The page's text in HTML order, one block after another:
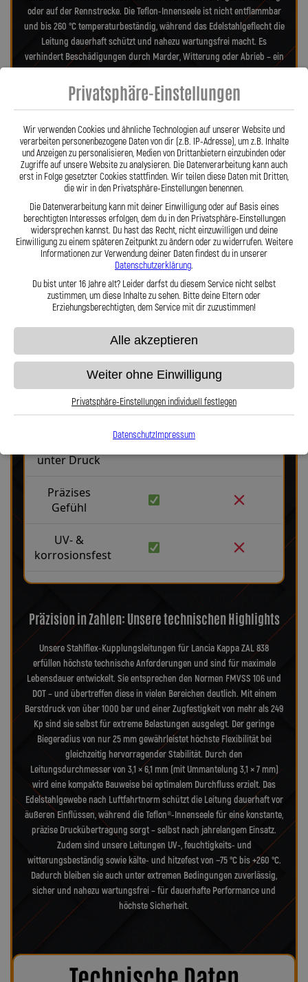
Stahlflex vs. Gummi
Stahlflex
Robust &
langlebig
unter Druck
Präzises
Gefühl
UV- &
korrosionsfest
oder auf der Rennstrecke. Die Teflon-Innenseele ist nicht entflammbar
und bis 260 °C temperaturbeständig, während das Edelstahlgeflecht die
Leitung dauerhaft schützt und nahezu wartungsfrei macht. Es
verhindert Beschädigungen durch Marder, Witterung oder Abrieb – ein
Kosten und sorgt langfristig für ein sicheres Fahrgefühl. Unsere
verdrehbaren, ausjustierbaren Anschlüsse ermöglichen eine drallfreie,
Stahlflex-Kit – jede Leitung wird millimetergenau und individuell
gefertigt. Mit den Stahlflex-Kupplungsleitungen der Lothar Spiegler
Kfz-Leitungen GmbH entscheiden Sie sich für echte deutsche Qualität,
höchste Sicherheit und ein Produkt, das in Präzision und Haltbarkeit
überzeugt.Hier zu unserem Video „Stahlflex vs. Gummi“
Präzision in Zahlen: Unsere technischen Highlights
Unsere Stahlflex-Kupplungsleitungen für Lancia Kappa ZAL 838
erfüllen höchste technische Anforderungen und sind für maximale
Lebensdauer entwickelt. Sie entsprechen den Normen FMVSS 106 und
DOT – und übertreffen diese in vielen Bereichen deutlich. Mit einem
Berstdruck von über 1000 bar und einer Zugfestigkeit von mehr als 249
Kp sind sie selbst für extreme Belastungen ausgelegt. Der geringe
Biegeradius von nur 25 mm gewährleistet höchste Flexibilität bei
gleichzeitig hervorragender Stabilität. Durch den
Leitungsdurchmesser von 3,1 × 6,1 mm (mit Ummantelung 3,1 × 7 mm)
wird eine kompakte Bauweise bei optimalem Durchfluss erzielt. Das
Edelstahlgewebe nach Luftfahrtnorm schützt die Leitung dauerhaft vor
äußeren Einflüssen, während die Teflon®-Innenseele für eine konstante,
präzise Druckübertragung sorgt – selbst nach jahrelangem Einsatz.
Zudem sind unsere Leitungen UV-, feuchtigkeits- und
witterungsbeständig sowie kälte- und hitzefest von −75 °C bis +260 °C.
Dadurch bleiben sie auch unter extremen Bedingungen zuverlässig,
sicher und nahezu wartungsfrei – für dauerhafte Performance und
höchste Sicherheit.
Privatsphäre-Einstellungen
Wir verwenden Cookies und ähnliche Technologien auf unserer Website und
verarbeiten personenbezogene Daten von dir (z.B. IP-Adresse), um z.B. Inhalte
und Anzeigen zu personalisieren, Medien von Drittanbietern einzubinden oder
Zugriffe auf unsere Website zu analysieren. Die Datenverarbeitung kann auch
erst in Folge gesetzter Cookies stattfinden. Wir teilen diese Daten mit Dritten,
die wir in den Privatsphäre-Einstellungen benennen.
Die Datenverarbeitung kann mit deiner Einwilligung oder auf Basis eines
berechtigten Interesses erfolgen, dem du in den Privatsphäre-Einstellungen
widersprechen kannst. Du hast das Recht, nicht einzuwilligen und deine
Einwilligung zu einem späteren Zeitpunkt zu ändern oder zu widerrufen. Weitere
Informationen zur Verwendung deiner Daten findest du in unserer
Datenschutzerklärung.
Du bist unter 16 Jahre alt? Leider darfst du diesem Service nicht selbst
zustimmen, um diese Inhalte zu sehen. Bitte deine Eltern oder
Erziehungsberechtigten, dem Service mit dir zuzustimmen!
Alle akzeptieren
Weiter ohne Einwilligung
Privatsphäre-Einstellungen individuell festlegen
DatenschutzImpressum